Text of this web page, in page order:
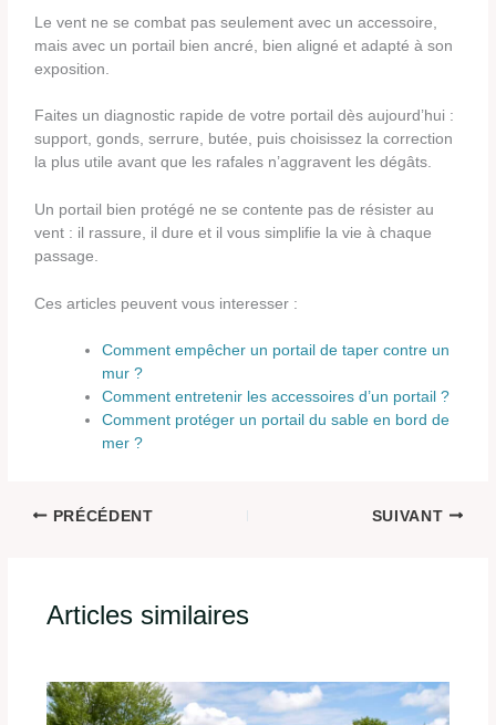
Le vent ne se combat pas seulement avec un accessoire,
mais avec un portail bien ancré, bien aligné et adapté à son
exposition.
Faites un diagnostic rapide de votre portail dès aujourd’hui :
support, gonds, serrure, butée, puis choisissez la correction
la plus utile avant que les rafales n’aggravent les dégâts.
Un portail bien protégé ne se contente pas de résister au
vent : il rassure, il dure et il vous simplifie la vie à chaque
passage.
Ces articles peuvent vous interesser :
Comment empêcher un portail de taper contre un
mur ?
Comment entretenir les accessoires d’un portail ?
Comment protéger un portail du sable en bord de
mer ?
PRÉCÉDENT SUIVANT
Articles similaires